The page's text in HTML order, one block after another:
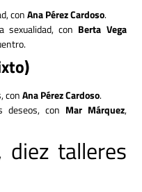
conAna Pérez Cardoso.
sexualidad, con Berta Vega
conAna Pérez Cardoso.
deseos, con Mar Márquez,
diez talleres